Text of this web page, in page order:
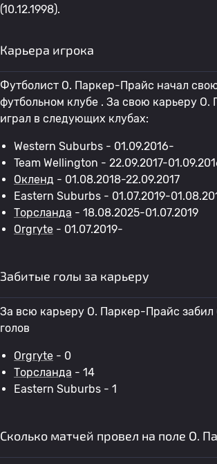
(10.12.1998).
Карьера игрока
Футболист O. Паркер-Прайс начал
футбольном клубе . За свою карьеру
играл в следующих клубах:
Western Suburbs - 01.09.2016-
Team Wellington - 22.09.2017-
Окленд - 01.08.2018-22.09.2017
Eastern Suburbs - 01.07.2019-
Торсланда - 18.08.2025-01.07.2019
Orgryte - 01.07.2019-
Забитые голы за карьеру
За всю карьеру O. Паркер-Прайс забил
голов
Orgryte - 0
Торсланда - 14
Eastern Suburbs - 1
Сколько матчей провел на поле O.